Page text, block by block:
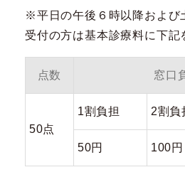
※平日の午後６時以降および
受付の方は基本診療料に下記
点数 窓口
50点
1割負担 2割負
50円 100円